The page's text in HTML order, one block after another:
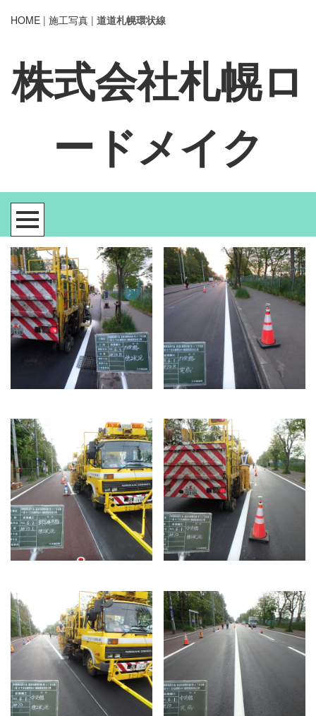
HOME | 施工写真 | 道道札幌環状線
株式会社札幌ロ
ードメイク